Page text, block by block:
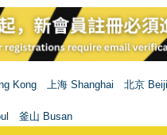
Kong 上海 Shanghai
北京
l 釜山 Busan